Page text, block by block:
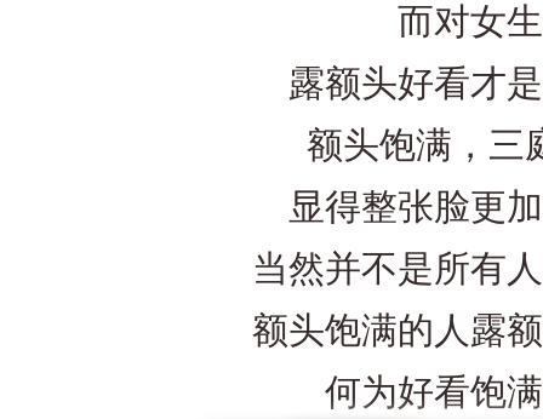
而对女生
露额头好看才是
额头饱满，三
显得整张脸更加
当然并不是所有人
额头饱满的人露额
何为好看饱满